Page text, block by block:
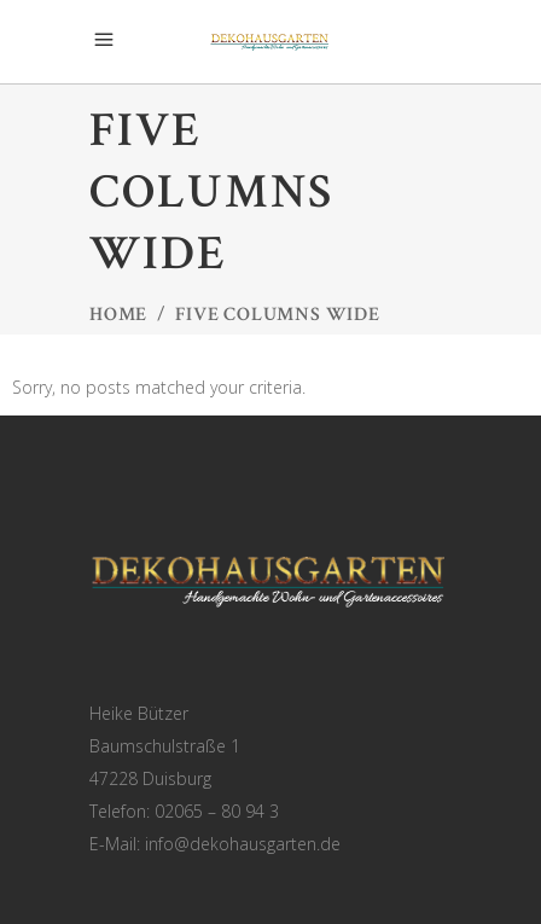
FIVE
COLUMNS
WIDE
HOME /FIVE COLUMNS WIDE
Sorry, no posts matched your criteria.
Heike Bützer
Baumschulstraße 1
47228 Duisburg
Telefon: 02065 – 80 94 3
E-Mail: info@dekohausgarten.de